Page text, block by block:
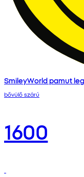
SmileyWorld pamut
bővülő szárú
1600